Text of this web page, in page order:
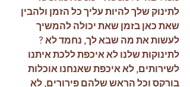
לתינוק שלך להיות עליך כל הזמן ולהבין
שאת כאן בזמן שאת יכולה להמשיך
לעשות את מה שבא לך, נחמד לא ?
לתינוקות שלנו לא איכפת ללכת איתנו
לשירותים, לא איכפת שאנחנו אוכלות
בורקס וכל הראש שלהם פירורים, לא